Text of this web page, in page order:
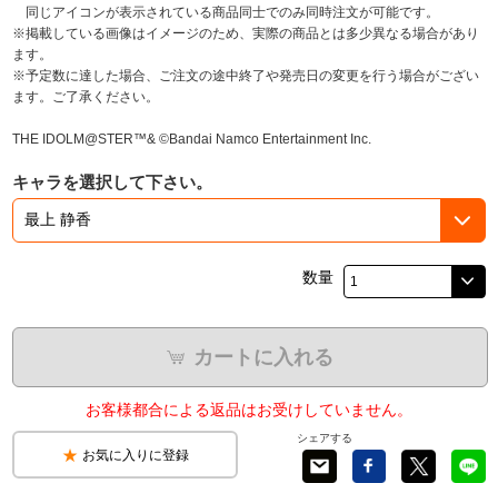
ラブライブ！サンシャイン‼
ラブライブ！虹ヶ咲学園スクールアイドル同好会
ラブライブ！スーパースター!!
アイドリッシュセブン
同じアイコンが表示されている商品同士でのみ同時注文が可能です。
※掲載している画像はイメージのため、実際の商品とは多少異なる場合があり
ます。
※予定数に達した場合、ご注文の途中終了や発売日の変更を行う場合がござい
ます。ご了承ください。
THE IDOLM@STER™& ©Bandai Namco Entertainment Inc.
キャラを選択して下さい。
数量
カートに入れる
お客様都合による返品はお受けしていません。
お気に入りに登録
シェアする